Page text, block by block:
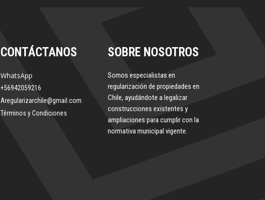
CONTÁCTANOS
WhatsApp
+56942059216
Aregularizarchile@gmail.com
Términos y Condiciones
SOBRE NOSOTROS
Somos especialistas en
regularización de propiedades en
Chile, ayudándote a legalizar
construcciones existentes y
ampliaciones para cumplir con la
normativa municipal vigente.